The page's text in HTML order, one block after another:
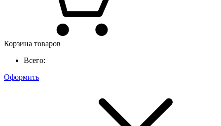
Корзина товаров
Всего:
Оформить